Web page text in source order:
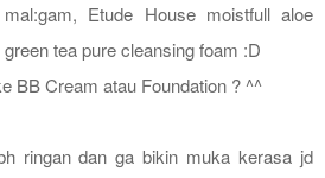
Etude House moistfull aloe
tea pure cleansing foam :D
BB Cream atau Foundation ? ^^
ringan dan ga bikin muka kerasa jd